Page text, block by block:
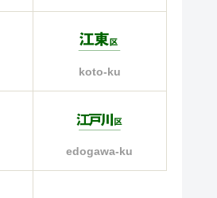
koto-ku
edogawa-ku